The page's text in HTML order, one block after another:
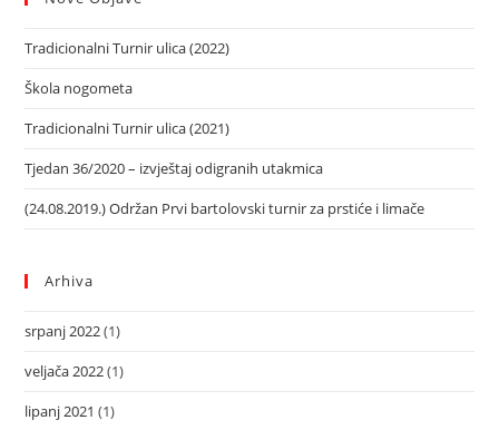
Tradicionalni Turnir ulica (2022)
Škola nogometa
Tradicionalni Turnir ulica (2021)
Tjedan 36/2020 – izvještaj odigranih utakmica
(24.08.2019.) Održan Prvi bartolovski turnir za prstiće i limače
Arhiva
srpanj 2022(1)
veljača 2022(1)
lipanj 2021 (1)